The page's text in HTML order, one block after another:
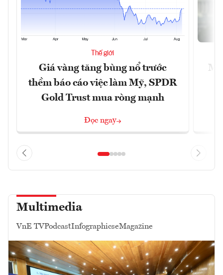
Thế giới
Giá vàng tăng bùng nổ trước
thềm báo cáo việc làm Mỹ, SPDR
Gold Trust mua ròng mạnh
Đọc ngay
Multimedia
VnE TVPodcastInfographicseMagazine